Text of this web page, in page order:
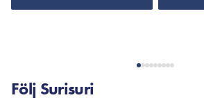
Följ Surisuri